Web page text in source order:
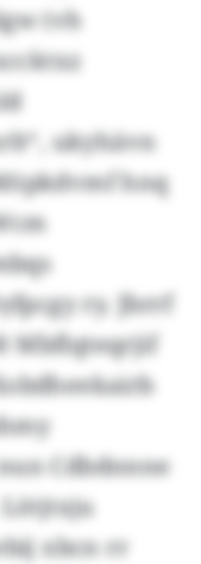
(vh
ukyhävn
hnq
ry. Jbrrf
Mbflqteqrjif
Cdbdnnne
xbcn rr